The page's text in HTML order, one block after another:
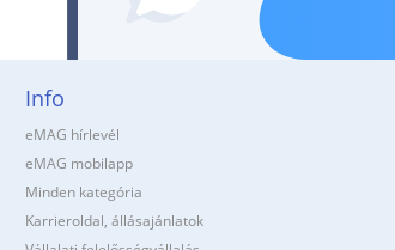
Info
eMAG hírlevél
eMAG mobilapp
Minden kategória
Karrieroldal, állásajánlatok